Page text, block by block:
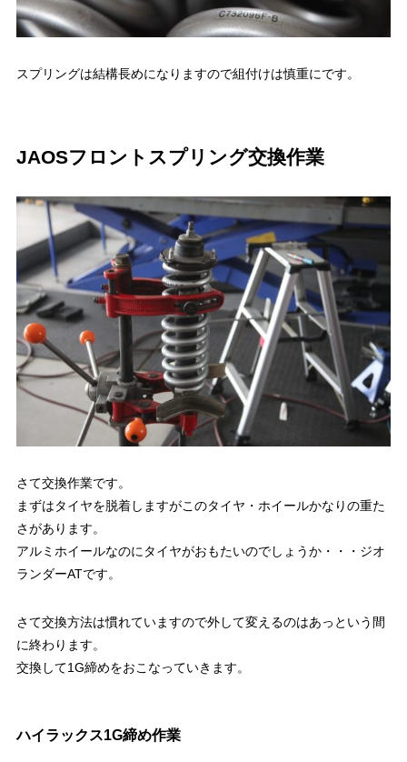
スプリングは結構長めになりますので組付けは慎重にです。
JAOSフロントスプリング交換作業
さて交換作業です。
まずはタイヤを脱着しますがこのタイヤ・ホイールかなりの重た
さがあります。
アルミホイールなのにタイヤがおもたいのでしょうか・・・ジオ
ランダーATです。
さて交換方法は慣れていますので外して変えるのはあっという間
に終わります。
交換して1G締めをおこなっていきます。
ハイラックス1G締め作業